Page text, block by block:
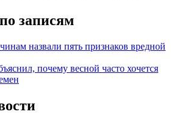
записям
назвали пять признаков вредной
почему весной часто хочется